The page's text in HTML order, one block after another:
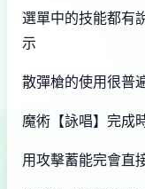
選單中的技能都有
示
散彈槍的使用很普
魔術【詠唱】完成
用攻擊蓄能完會直